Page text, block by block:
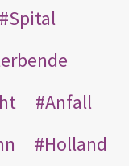
Spital
Anfall
Holland